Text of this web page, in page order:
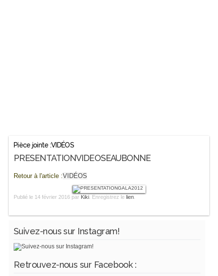
Pièce jointe :VIDÉOS
PRESENTATIONVIDEOSEAUBONNE
Retour à l'article :VIDÉOS
Publié le 14 février 2016 par Kiki. Enregistrez le lien.
Suivez-nous sur Instagram!
Retrouvez-nous sur Facebook :